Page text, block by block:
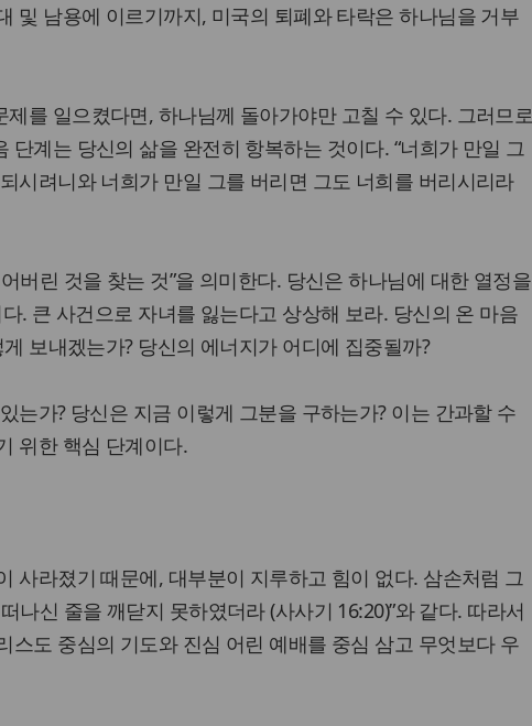
및 남용에 이르기까지, 미국의 퇴폐와 타락은 하나님을 거부
를 일으켰다면, 하나님께 돌아가야만 고칠 수 있다. 그러므로
단계는 당신의 삶을 완전히 항복하는 것이다. “너희가 만일 그
시려니와 너희가 만일 그를 버리면 그도 너희를 버리시리라
버린 것을 찾는 것”을 의미한다. 당신은 하나님에 대한 열정을
. 큰 사건으로 자녀를 잃는다고 상상해 보라. 당신의 온 마음
보내겠는가? 당신의 에너지가 어디에 집중될까?
는가? 당신은 지금 이렇게 그분을 구하는가? 이는 간과할 수
위한 핵심 단계이다.
사라졌기 때문에, 대부분이 지루하고 힘이 없다. 삼손처럼 그
나신 줄을 깨닫지 못하였더라 (사사기 16:20)”와 같다. 따라서
스도 중심의 기도와 진심 어린 예배를 중심 삼고 무엇보다 우